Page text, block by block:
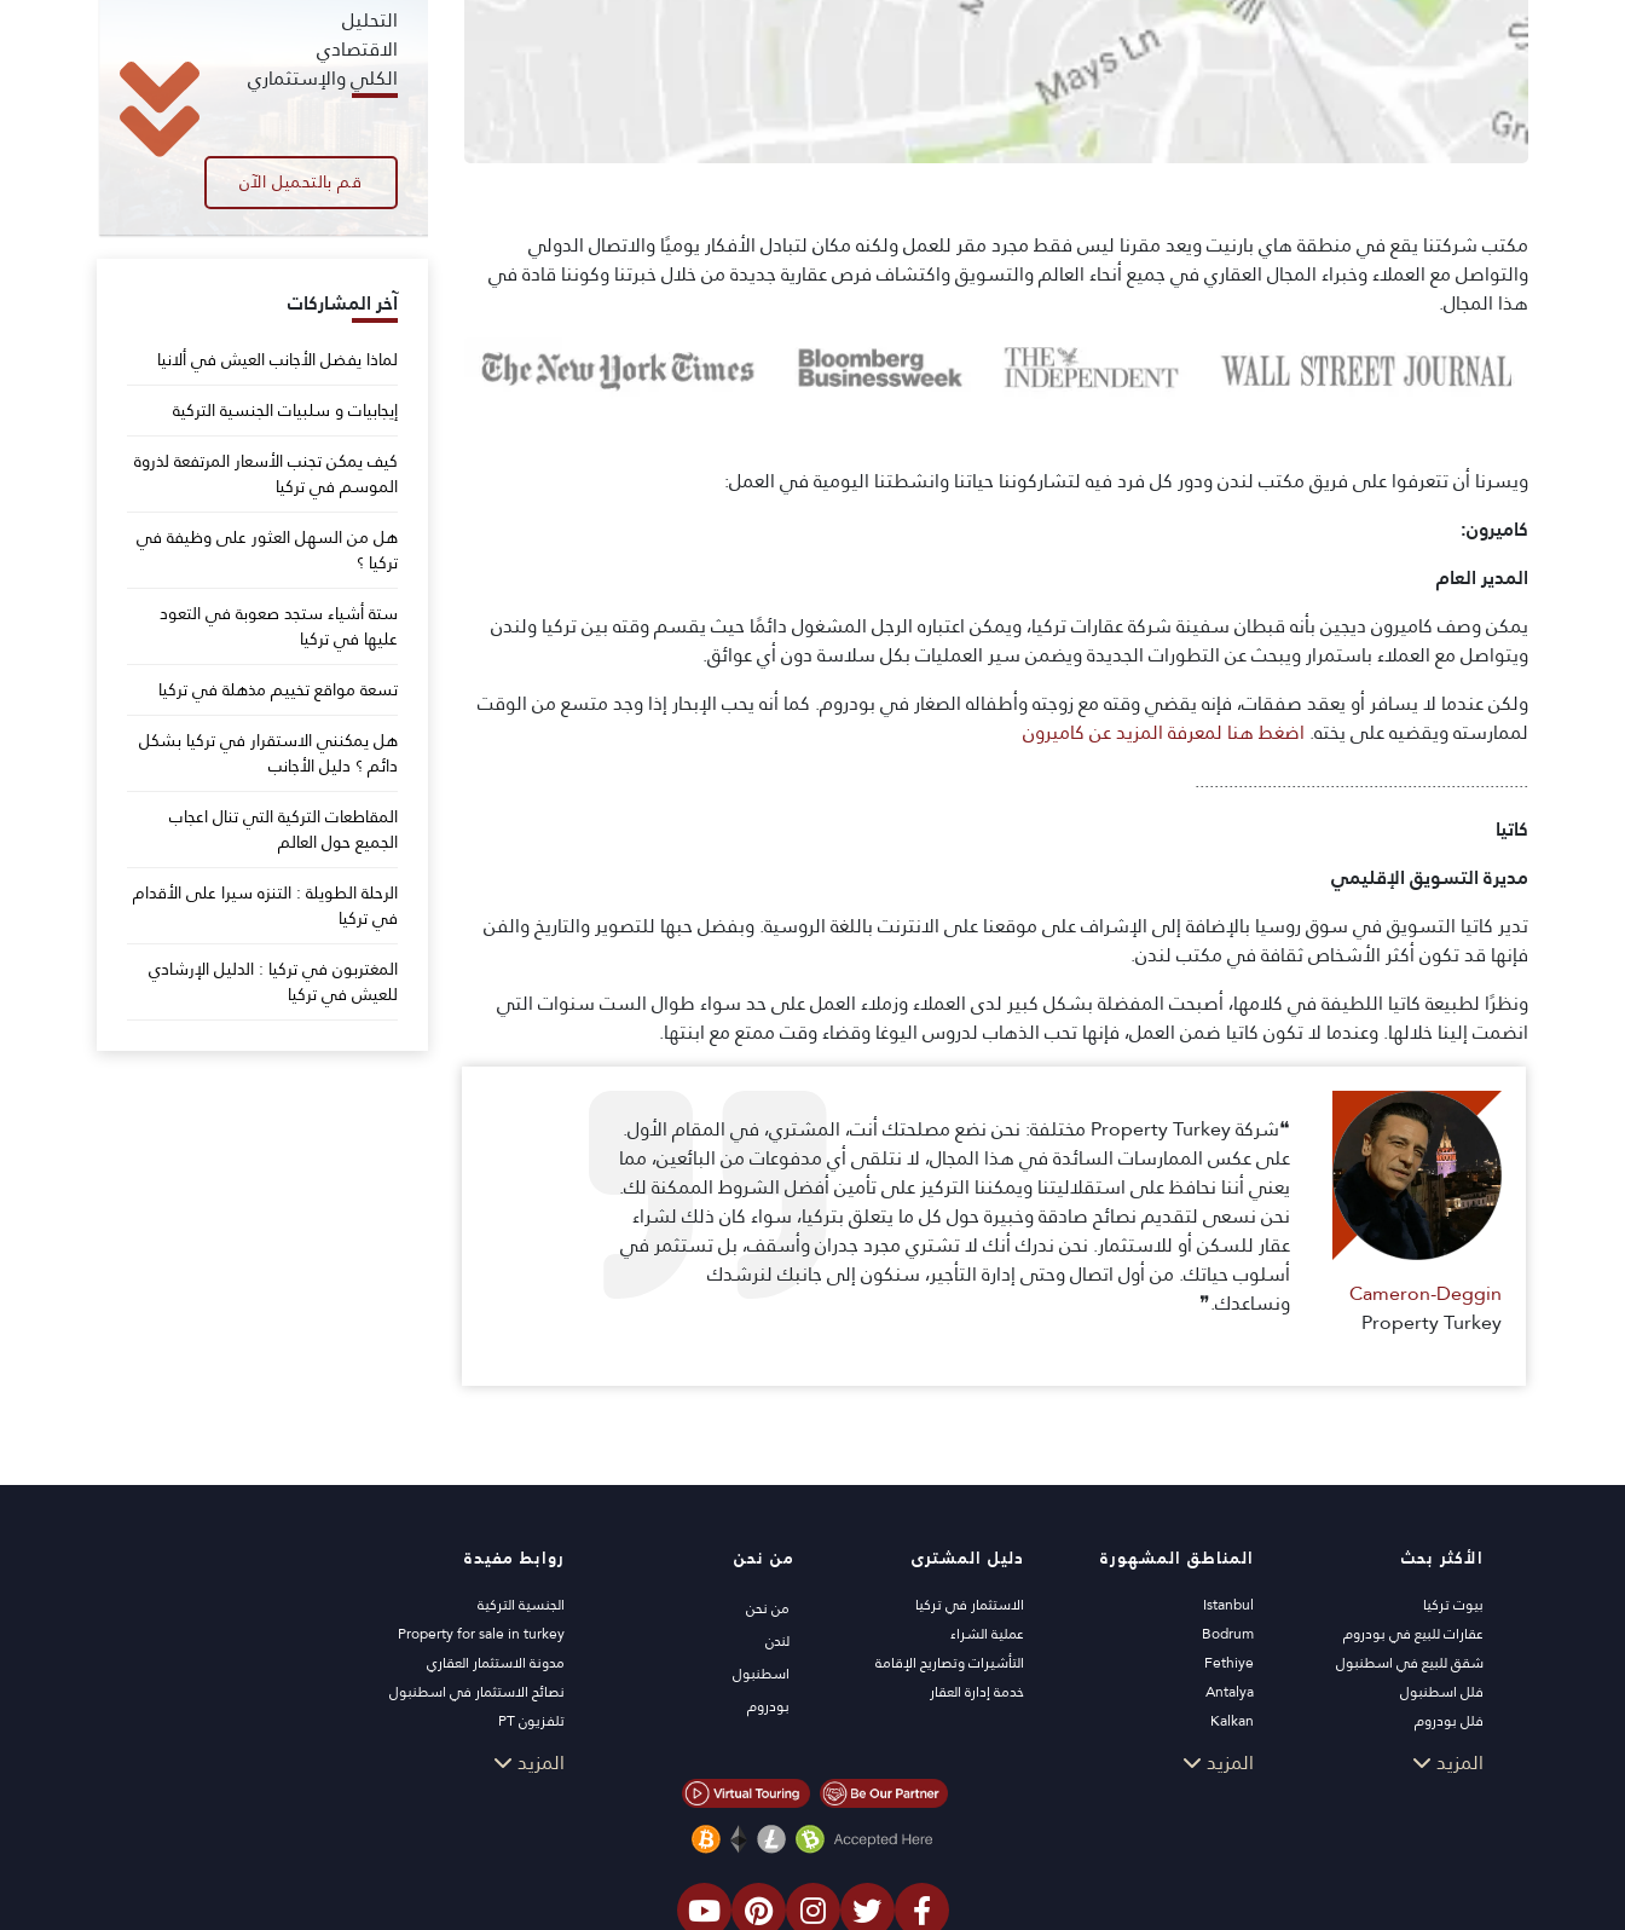
مكتب شركتنا يقع في منطقة هاي بارنيت ويعد مقرنا ليس فقط مجرد مقر للعمل ولكنه مكان لتبادل الأفكار يوميًا والاتصال الدولي
والتواصل مع العملاء وخبراء المجال العقاري في جميع أنحاء العالم والتسويق واكتشاف فرص عقارية جديدة من خلال خبرتنا وكوننا قادة في
هذا المجال.
ويسرنا أن تتعرفوا على فريق مكتب لندن ودور كل فرد فيه لتشاركوننا حياتنا وانشطتنا اليومية في العمل:
كاميرون:
المدير العام
يمكن وصف كاميرون ديجين بأنه قبطان سفينة شركة عقارات تركيا، ويمكن اعتباره الرجل المشغول دائمًا حيث يقسم وقته بين تركيا ولندن
ويتواصل مع العملاء باستمرار ويبحث عن التطورات الجديدة ويضمن سير العمليات بكل سلاسة دون أي عوائق.
ولكن عندما لا يسافر أو يعقد صفقات، فإنه يقضي وقته مع زوجته وأطفاله الصغار في بودروم. كما أنه يحب الإبحار إذا وجد متسع من الوقت
لممارسته ويقضيه على يخته. اضغط هنا لمعرفة المزيد عن كاميرون
.....................................................................
كاتيا
مديرة التسويق الإقليمي
تدير كاتيا التسويق في سوق روسيا بالإضافة إلى الإشراف على موقعنا على الانترنت باللغة الروسية. وبفضل حبها للتصوير والتاريخ والفن
فإنها قد تكون أكثر الأشخاص ثقافة في مكتب لندن.
ونظرًا لطبيعة كاتيا اللطيفة في كلامها، أصبحت المفضلة بشكل كبير لدى العملاء وزملاء العمل على حد سواء طوال الست سنوات التي
انضمت إلينا خلالها. وعندما لا تكون كاتيا ضمن العمل، فإنها تحب الذهاب لدروس اليوغا وقضاء وقت ممتع مع ابنتها.
Cameron-Deggin
Property Turkey
❝شركة Property Turkey مختلفة: نحن نضع مصلحتك أنت، المشتري، في المقام الأول.
على عكس الممارسات السائدة في هذا المجال، لا نتلقى أي مدفوعات من البائعين، مما
يعني أننا نحافظ على استقلاليتنا ويمكننا التركيز على تأمين أفضل الشروط الممكنة لك.
نحن نسعى لتقديم نصائح صادقة وخبيرة حول كل ما يتعلق بتركيا، سواء كان ذلك لشراء
عقار للسكن أو للاستثمار. نحن ندرك أنك لا تشتري مجرد جدران وأسقف، بل تستثمر في
أسلوب حياتك. من أول اتصال وحتى إدارة التأجير، سنكون إلى جانبك لنرشدك
ونساعدك.❞
التحليل
الاقتصادي
الكلي والإستثماري
قم بالتحميل الآن
آخر المشاركات
لماذا يفضل الأجانب العيش في ألانيا
إيجابيات و سلبيات الجنسية التركية
كيف يمكن تجنب الأسعار المرتفعة لذروة
الموسم في تركيا
هل من السهل العثور على وظيفة في
تركيا ؟
ستة أشياء ستجد صعوبة في التعود
عليها في تركيا
تسعة مواقع تخييم مذهلة في تركيا
هل يمكنني الاستقرار في تركيا بشكل
دائم ؟ دليل الأجانب
المقاطعات التركية التي تنال اعجاب
الجميع حول العالم
الرحلة الطويلة : التنزه سيرا على الأقدام
في تركيا
المغتربون في تركيا : الدليل الإرشادي
للعيش في تركيا
الأكثر بحث
بيوت تركيا
عقارات للبيع في بودروم
شقق للبيع في اسطنبول
فلل اسطنبول
فلل بودروم
شقق للبيع في انطاليا
منازل انطاليا
المزيد
المناطق المشهورة
Istanbul
Bodrum
Fethiye
Antalya
Kalkan
Alanya
المزيد
دليل المشترى
الاستثمار في تركيا
عملية الشراء
التأشيرات وتصاريح الإقامة
خدمة إدارة العقار
من نحن
من نحن
لندن
اسطنبول
بودروم
روابط مفيدة
الجنسية التركية
Property for sale in turkey
مدونة الاستثمار العقاري
نصائح الاستثمار في اسطنبول
تلفزيون PT
عقارات اسطنبول للاستثمار
اعرض عقارك للبيع
المزيد